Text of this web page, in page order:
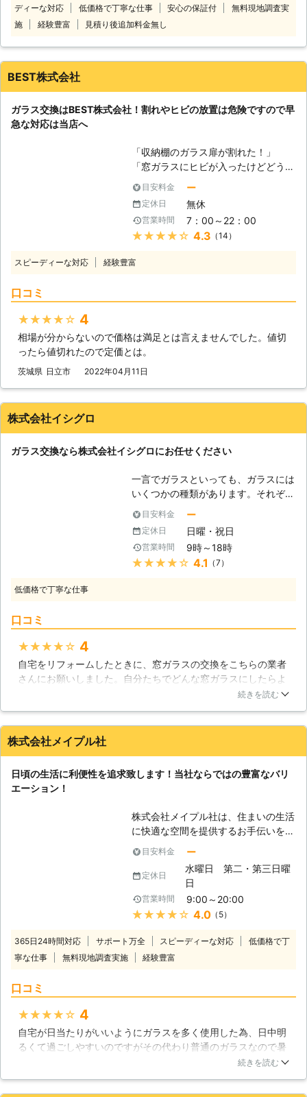
れる結露を軽減する効果があるのも、
要因と言えるでしょう。ペアガラスへ
交換をお考えでしたら、是非当店まで
お問合せください。
お客様の困ったを解決し、快適な生活
ができるように全力サポート！ ガラ
ラスへの交換まで、ガラスのことで何
でなく、店舗や医院、学校、企業など
のお客様にもご利用いただいておりま
可能です。 他社のガラス業者に断ら
れた際も、ぜひガラス110番を活用く
ださい。 お客様の満足いただける仕
ッフ一同努めさせていただいておりま
す。 24時間365日年中無休で電話受
付をしておりますので、お電話しにく
にご相談ください。
ディーな対応 低価格で丁寧な仕事 安心の保証付
無料現地調査実
施
経験豊富 見積り後追加料金無し
BEST株式会社
ガラス交換はBEST株式会社！割れやヒビの放置は危険ですので早
急な対応は当店へ
「収納棚のガラス扉が割れた！」
「窓ガラスにヒビが入ったけどどうし
よう」 「玄関のガラスが割れて防犯
上心配」 このようにガラスでのお困
りごとならBEST株式会社にお任せく
ださい！当店はお客様の「生活インフ
ラを整える仕事」として、全国でガラ
います。全国にスタッフがいるため、
対応することが大切です。「ガラスが
割れた」「ガラスにヒビが入ってしま
った」そんなときには、まずは当店に
ぐにガラス修理を依頼する方は多いか
なく、ヒビが入ったときにも早急な対
応が必要となります。 ヒビの入った
ガラスは耐久性が落ち、少しの刺激で
も割れが起きてしまいます。「まだ割
れてないからいいかな」と放置してい
ると、ヒビの入ったガラスは割れやす
いことから、空き巣に狙われやすくな
ガラスのトラブルなら当店にお任せく
社は全国にプロの修理スタッフがいる
ことから、早急な対応ができることが
特徴です。「明日から旅行なのにガラ
スが割れてしまった！」「子どもがい
て危ないからはやく直してほしい」こ
い。ガラス交換などお家のトラブルが
あったときには、お客様のもとに修理
よりよい生活が送れるようにサポート
しています。ガラスの割れやヒビは、
たときにはガラス交換をプロに依頼し
ましょう。「ガラスが割れた！」そん
なときは当店にご依頼ください。
目安料金 ー
定休日 無休
営業時間 7：00～22：00
★★★★★ 4.3 （14）
スピーディーな対応 経験豊富
口コミ
★★★★★ 4
相場が分からないので価格は満足とは言えませんでした。値切
ったら値切れたので定価とは。
茨城県 日立市 2022年04月11日
株式会社イシグロ
ガラス交換なら株式会社イシグロにお任せください
一言でガラスといっても、ガラスには
いくつかの種類があります。それぞれ
のガラスで特徴が異なるので、場所に
よって使い分けるのが良いでしょう。
【フロートガラス】 このガラスは、
一般的に使用されている板ガラスの事
で、住宅の窓に多く使われています。
っている鉄線が入っているガラスで
す。このガラスは、防犯のために編み
が入っている訳ではなく、火災が発生
した際に、割れたガラスが飛び散らな
いようにするための物で、頑丈そうに
なるだけなので、防犯性能は低いで
す。 【強化ガラス】 車や高層ビルな
さのフロートガラスと比べると、名前
の通り3倍～5倍の強度があります。
もし割れたとしても、破片が小さな粒
になるようにできているので、大怪我
をする心配はなく、安全性能が高い高
機能のガラスとして住宅にも使われだ
しています。しかし、防犯目的であれ
ば、合わせガラスのほうが防犯効果は
オススメ致します。 【ガラス交換】
他にもいくつかガラスの種類はありま
かもしれません。ガラス交換をお考え
ださい。
目安料金 ー
定休日 日曜・祝日
営業時間 9時～18時
★★★★★ 4.1 （7）
低価格で丁寧な仕事
口コミ
★★★★★ 4
自宅をリフォームしたときに、窓ガラスの交換をこちらの業者
さんにお願いしました。自分たちでどんな窓ガラスにしたらよ
いのか色々と調べたのですが、プロの方の意見も聞いたほうが
たので安心感が増してよかったです！
愛知県 豊橋市 2016年11月30日
続きを読む
株式会社メイプル社
日頃の生活に利便性を追求致します！当社ならではの豊富なバリ
エーション！
株式会社メイプル社は、住まいの生活
に快適な空間を提供するお手伝いをさ
せて頂いている会社です。特にガラス
の交換や修理といった業務には力を注
いでいる内容となりますが、それだけ
ではありません。お手軽に断熱効果、
防犯効果などが期待出来るとしてガラ
スフィルムについても豊富なバリエー
のご希望に合ったガラスフィルムなど
を選ばれてみては如何でしょうか。
しなくても断熱、防犯、目隠し効果な
ど様々なメリットがお手軽に得られる
目安料金 ー
定休日
水曜日 第二・第三日曜
日
営業時間 9:00～20:00
★★★★★ 4.0（5）
365日24時間対応 サポート万全 スピーディーな対応
低価格で丁
寧な仕事
無料現地調査実施 経験豊富
口コミ
★★★★★ 4
自宅が日当たりがいいようにガラスを多く使用した為、日中明
るくて過ごしやすいのですがその代わり普通のガラスなので暑
くて暑くて冷房が欠かせませんでした。そこでインターネット
続きを読む